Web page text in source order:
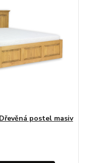
postel masiv